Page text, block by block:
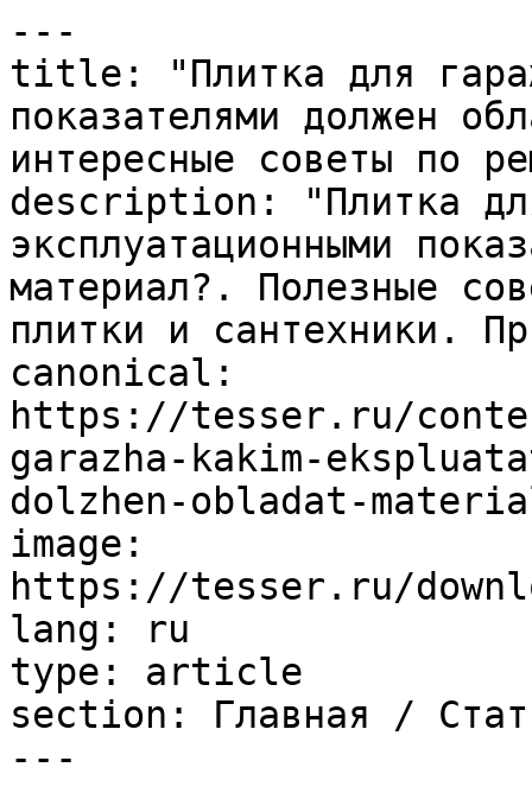
---
title: "Плитка для
показателями должен
интересные советы по
description: "Плитка
эксплуатационными
материал?. Полезные
плитки и сантехники.
canonical:
https://tesser.ru/
garazha-kakim-
dolzhen-obladat-
image:
https://tesser.ru/
lang: ru
type: article
section: Главная /
---